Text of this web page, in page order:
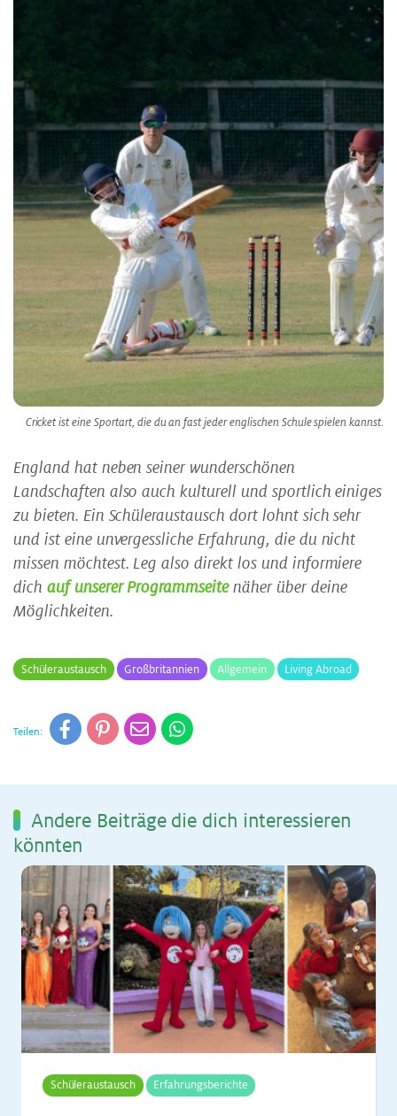
Cricket ist eine Sportart, die du an fast jeder englischen Schule spielen kannst.
England hat neben seiner wunderschönen
Landschaften also auch kulturell und sportlich einiges
zu bieten. Ein Schüleraustausch dort lohnt sich sehr
und ist eine unvergessliche Erfahrung, die du nicht
missen möchtest. Leg also direkt los und informiere
dich auf unserer Programmseitenäher über deine
Möglichkeiten.
Schüleraustausch Großbritannien Allgemein Living Abroad
Teilen:
An­de­re Bei­trä­ge die dich in­ter­es­sie­ren
könn­ten
Schüleraustausch Erfahrungsberichte